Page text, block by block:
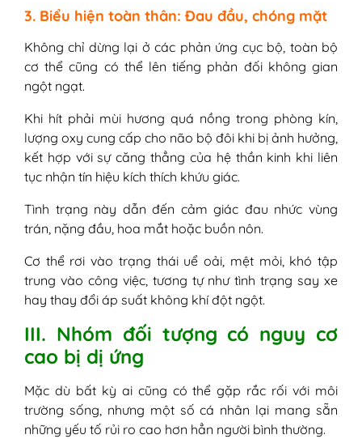
3. Biểu hiện toàn thân: Đau đầu, chóng mặt
Không chỉ dừng lại ở các phản ứng cục bộ, toàn bộ
cơ thể cũng có thể lên tiếng phản đối không gian
ngột ngạt.
Khi hít phải mùi hương quá nồng trong phòng kín,
lượng oxy cung cấp cho não bộ đôi khi bị ảnh hưởng,
kết hợp với sự căng thẳng của hệ thần kinh khi liên
tục nhận tín hiệu kích thích khứu giác.
Tình trạng này dẫn đến cảm giác đau nhức vùng
trán, nặng đầu, hoa mắt hoặc buồn nôn.
Cơ thể rơi vào trạng thái uể oải, mệt mỏi, khó tập
trung vào công việc, tương tự như tình trạng say xe
hay thay đổi áp suất không khí đột ngột.
III. Nhóm đối tượng có nguy cơ
cao bị dị ứng
Mặc dù bất kỳ ai cũng có thể gặp rắc rối với môi
trường sống, nhưng một số cá nhân lại mang sẵn
những yếu tố rủi ro cao hơn hẳn người bình thường.